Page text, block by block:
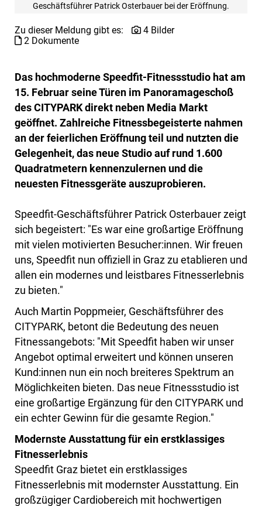
Geschäftsführer Patrick Osterbauer bei der Eröffnung.
Zu dieser Meldung gibt es:
4 Bilder
2 Dokumente
Das hochmoderne Speedfit-Fitnessstudio hat am
15. Februar seine Türen im Panoramageschoß
des CITYPARK direkt neben Media Markt
geöffnet. Zahlreiche Fitnessbegeisterte nahmen
an der feierlichen Eröffnung teil und nutzten die
Gelegenheit, das neue Studio auf rund 1.600
Quadratmetern kennenzulernen und die
neuesten Fitnessgeräte auszuprobieren.
Speedfit-Geschäftsführer Patrick Osterbauer zeigt
sich begeistert: "Es war eine großartige Eröffnung
mit vielen motivierten Besucher:innen. Wir freuen
uns, Speedfit nun offiziell in Graz zu etablieren und
allen ein modernes und leistbares Fitnesserlebnis
zu bieten."
Auch Martin Poppmeier, Geschäftsführer des
CITYPARK, betont die Bedeutung des neuen
Fitnessangebots: "Mit Speedfit haben wir unser
Angebot optimal erweitert und können unseren
Kund:innen nun ein noch breiteres Spektrum an
Möglichkeiten bieten. Das neue Fitnessstudio ist
eine großartige Ergänzung für den CITYPARK und
ein echter Gewinn für die gesamte Region."
Modernste Ausstattung für ein erstklassiges
Fitnesserlebnis
Speedfit Graz bietet ein erstklassiges
Fitnesserlebnis mit modernster Ausstattung. Ein
großzügiger Cardiobereich mit hochwertigen